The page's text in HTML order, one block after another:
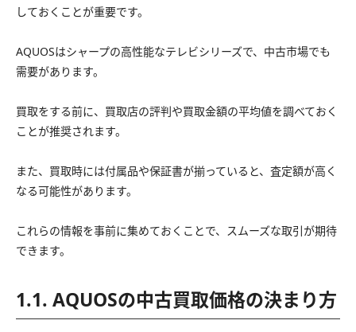
しておくことが重要です。
AQUOSはシャープの高性能なテレビシリーズで、中古市場でも
需要があります。
買取をする前に、買取店の評判や買取金額の平均値を調べておく
ことが推奨されます。
また、買取時には付属品や保証書が揃っていると、査定額が高く
なる可能性があります。
これらの情報を事前に集めておくことで、スムーズな取引が期待
できます。
1.1. AQUOSの中古買取価格の決まり方